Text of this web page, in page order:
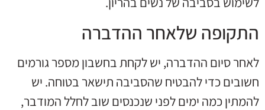
התקופה שלאחר ההדברה
לאחר סיום ההדברה, יש לקחת בחשבון מספר גורמים
חשובים כדי להבטיח שהסביבה תישאר בטוחה. יש
להמתין כמה ימים לפני שנכנסים שוב לחלל המודבר,